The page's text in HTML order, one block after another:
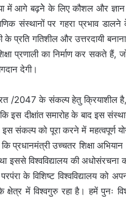
में आगे बढ़नेे के लिए कौशल और
संस्थानों पर गहरा प्रभाव
गतिशील और उत्तरदायी बनाना
प्रणाली का निर्माण कर सकते
देगी।
/2047 के संकल्प हेतु क्रियाशील
दीक्षांत समारोह के बाद इस
संकल्प को पूरा करने में महत्वपूर्ण
उच्चतर शिक्षा अभियान
विश्वविद्यालय की अधोसंरचना
के विशिष्ट विश्वविद्यालय को
में विश्वगुरु रहा है। हमें पुनः